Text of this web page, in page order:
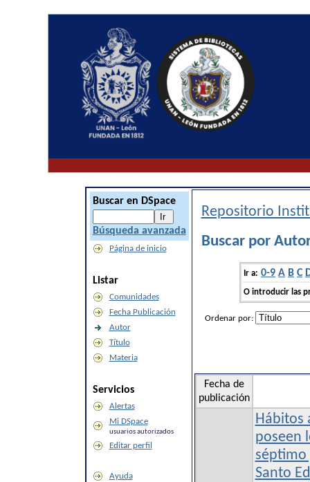
Buscar en DSpace
Búsqueda avanzada
Página de inicio
Listar
Comunidades
Fecha Publicación
Autor
Título
Materia
Servicios
Alertas
Mi DSpace
usuarios autorizados
Editar perfil
Ayuda
Repositorio
Buscar por
Ir a: 0-9 A B C
O introducir las
Ordenar por:
Fecha de
publicación
Hábitos
poseen
séptimo
Santo